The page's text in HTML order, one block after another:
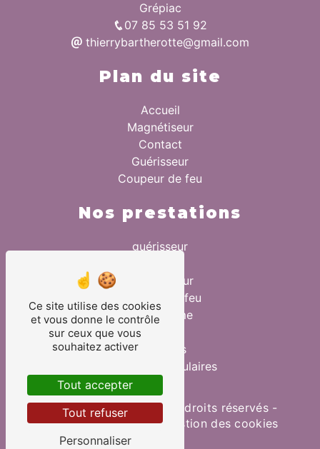
Grépiac
07 85 53 51 92
thierrybartherotte@gmail.com
Plan du site
Accueil
Magnétiseur
Contact
Guérisseur
Coupeur de feu
Nos prestations
guérisseur
magnétiseur
coupeur de feu
magnétisme
fertilité
migraines
douleurs musculaires
©Vistalid- 2026 - Tous droits réservés -
Mentions légales-Gestion des cookies
Ce site utilise des cookies
et vous donne le contrôle
sur ceux que vous
souhaitez activer
Tout accepter
Tout refuser
Personnaliser